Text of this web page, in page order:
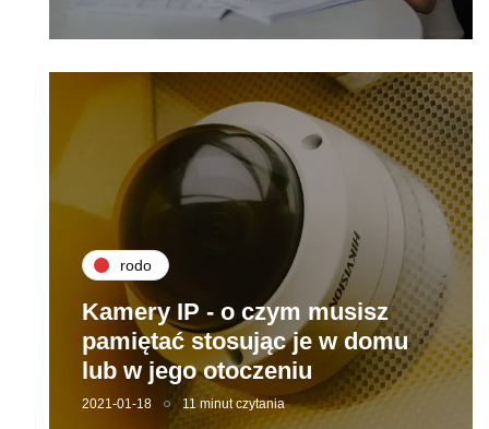
rodo
Kamery IP - o czym musisz
pamiętać stosując je w domu
lub w jego otoczeniu
2021-01-18 11 minut czytania